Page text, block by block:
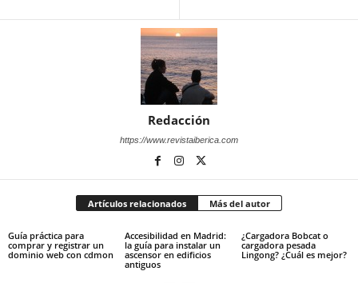
Redacción
https://www.revistaiberica.com
Artículos relacionados Más del autor
Guía práctica para
comprar y registrar un
dominio web con cdmon
Accesibilidad en Madrid:
la guía para instalar un
ascensor en edificios
antiguos
¿Cargadora Bobcat o
cargadora pesada
Lingong? ¿Cuál es mejor?